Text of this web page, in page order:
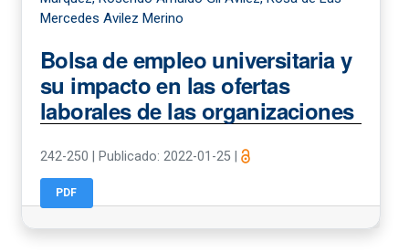
Mercedes Avilez Merino
Bolsa de empleo universitaria y
su impacto en las ofertas
laborales de las organizaciones
242-250 Publicado: 2022-01-25
PDF